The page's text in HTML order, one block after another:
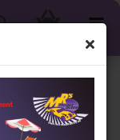
Skyline GTR